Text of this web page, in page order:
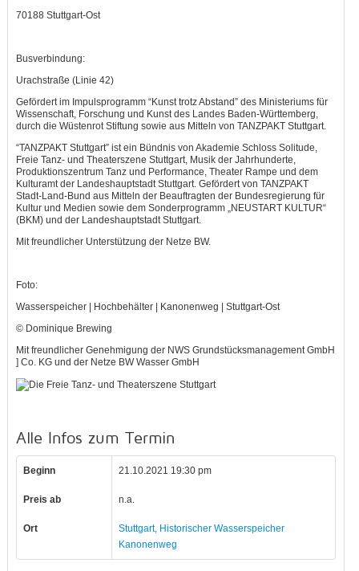
70188 Stuttgart-Ost
Busverbindung:
Urachstraße (Linie 42)
Gefördert im Impulsprogramm “Kunst trotz Abstand” des Ministeriums für
Wissenschaft, Forschung und Kunst des Landes Baden-Württemberg,
durch die Wüstenrot Stiftung sowie aus Mitteln von TANZPAKT Stuttgart.
“TANZPAKT Stuttgart” ist ein Bündnis von Akademie Schloss Solitude,
Freie Tanz- und Theaterszene Stuttgart, Musik der Jahrhunderte,
Produktionszentrum Tanz und Performance, Theater Rampe und dem
Kulturamt der Landeshauptstadt Stuttgart. Gefördert von TANZPAKT
Stadt-Land-Bund aus Mitteln der Beauftragten der Bundesregierung für
Kultur und Medien sowie dem Sonderprogramm „NEUSTART KULTUR“
(BKM) und der Landeshauptstadt Stuttgart.
Mit freundlicher Unterstützung der Netze BW.
Foto:
Wasserspeicher | Hochbehälter | Kanonenweg | Stuttgart-Ost
© Dominique Brewing
Mit freundlicher Genehmigung der NWS Grundstücksmanagement GmbH
] Co. KG und der Netze BW Wasser GmbH
Alle Infos zum Termin
Beginn 21.10.2021 19:30 pm
Preis ab n.a.
Ort
Stuttgart, Historischer Wasserspeicher
Kanonenweg